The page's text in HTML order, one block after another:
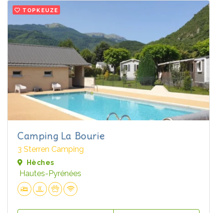
TOPKEUZE
Camping La Bourie
3 Sterren Camping
Hèches
Hautes-Pyrénées